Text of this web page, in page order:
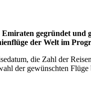
gegründet
der Welt im
die Zahl der
der gewünschten